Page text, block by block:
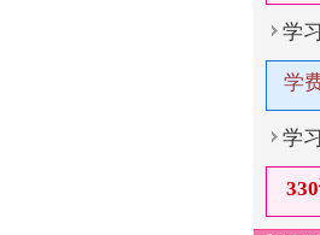
学
学
学
330